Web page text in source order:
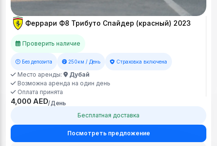
Феррари Ф8 Трибуто Спайдер (красный) 2023
Проверить наличие
Без депозита 250км / День Страховка включена
Место аренды:
Дубай
Возможна аренда на один день
Оплата принята
4,000 AED/День
Бесплатная доставка
Посмотреть предложение